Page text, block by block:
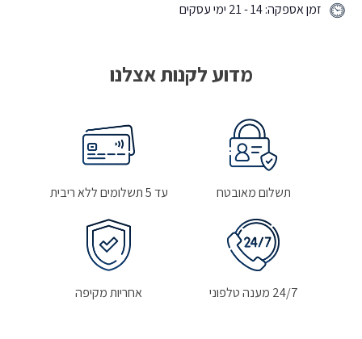
זמן אספקה: 14 - 21 ימי עסקים
מדוע לקנות אצלנו
תשלום מאובטח עד 5 תשלומים ללא ריבית
24/7 מענה טלפוני אחריות מקיפה